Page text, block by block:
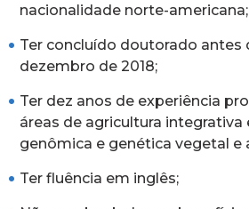
nacionalidade norte-americana;
Ter concluído doutorado antes
dezembro de 2018;
Ter dez anos de experiência
áreas de agricultura integrativa
genômica e genética vegetal e
Ter fluência em inglês;